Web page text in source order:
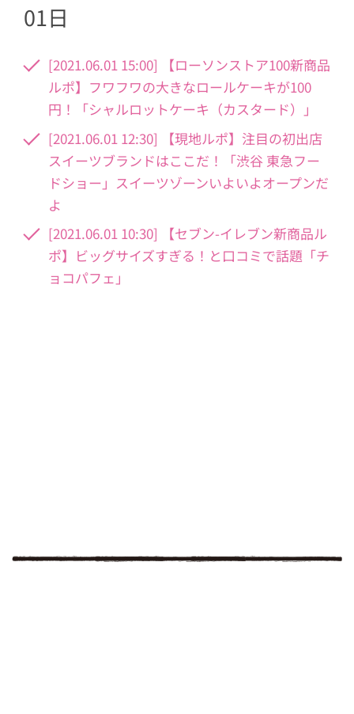
01日
[2021.06.01 15:00] 【ローソンストア100新商品
ルポ】フワフワの大きなロールケーキが100
円！「シャルロットケーキ（カスタード）」
[2021.06.01 12:30] 【現地ルポ】注目の初出店
スイーツブランドはここだ！「渋谷 東急フー
ドショー」スイーツゾーンいよいよオープンだ
よ
[2021.06.01 10:30] 【セブン-イレブン新商品ル
ポ】ビッグサイズすぎる！と口コミで話題「チ
ョコパフェ」